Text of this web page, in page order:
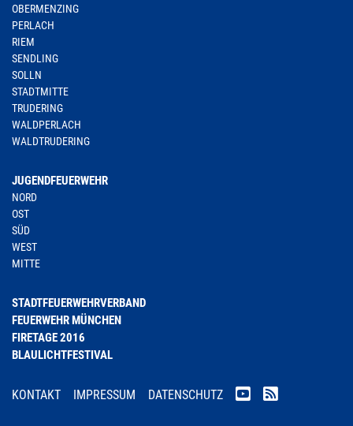
OBERMENZING
PERLACH
RIEM
SENDLING
SOLLN
STADTMITTE
TRUDERING
WALDPERLACH
WALDTRUDERING
JUGENDFEUERWEHR
NORD
OST
SÜD
WEST
MITTE
STADTFEUERWEHRVERBAND
FEUERWEHR MÜNCHEN
FIRETAGE 2016
BLAULICHTFESTIVAL
KONTAKT IMPRESSUM DATENSCHUTZ